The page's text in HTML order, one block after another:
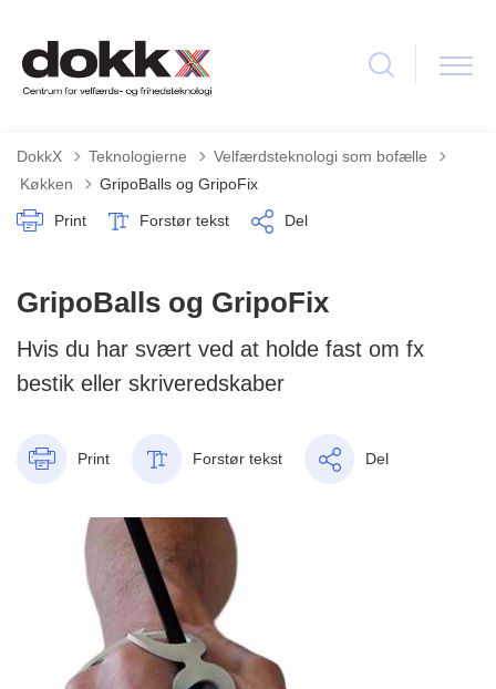
DokkX Teknologierne
Velfærdsteknologi som bofælle
Tilbage til
Køkken GripoBalls og GripoFix
Print Forstør tekst Del
GripoBalls og GripoFix
Hvis du har svært ved at holde fast om fx
bestik eller skriveredskaber
Print Forstør tekst Del